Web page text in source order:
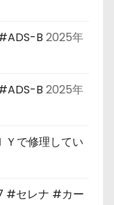
B 2025年
B 2025年
Ｙで修理してい
#セレナ #カー